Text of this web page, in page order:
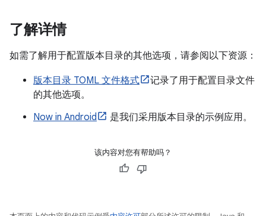
了解详情
如需了解用于配置版本目录的其他选项，请参阅以下资源：
版本目录 TOML 文件格式
记录了用于配置目录文件
的其他选项。
Now in Android
是我们采用版本目录的示例应用。
该内容对您有帮助吗？